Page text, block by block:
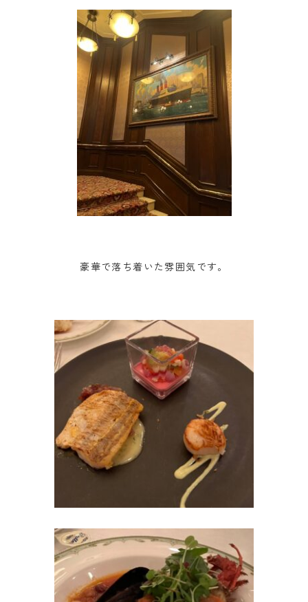
豪華で落ち着いた雰囲気です。